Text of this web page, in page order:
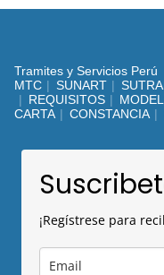
Tramites y Servicios Perú
MTC
SUNART
REQUISITOS
CARTA
CONSTANCIA
¡Regístrese para